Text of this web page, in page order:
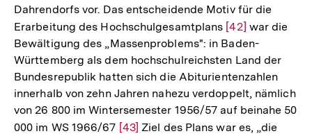
Dahrendorfs vor. Das entscheidende Motiv für die
Erarbeitung des Hochschulgesamtplans Zur
Auflösung
der
Fußnote
[42] war die
Bewältigung des „Massenproblems": in Baden-
Württemberg als dem hochschulreichsten Land der
Bundesrepublik hatten sich die Abiturientenzahlen
innerhalb von zehn Jahren nahezu verdoppelt, nämlich
von 26 800 im Wintersemester 1956/57 auf beinahe 50
000 im WS 1966/67 Zur
[43] Ziel des Plans war es, „die